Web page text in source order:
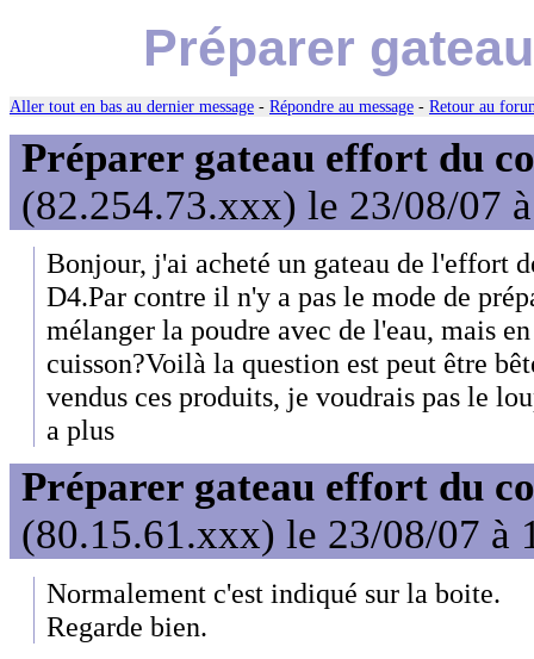
Préparer
Aller tout en bas au dernier message - Répondre au message - Retour au
Préparer gateau effort du
(82.254.73.xxx) le 23/08/07
Bonjour, j'ai acheté un gateau de l'effort
D4.Par contre il n'y a pas le mode de
mélanger la poudre avec de l'eau, mais
cuisson?Voilà la question est peut être
vendus ces produits, je voudrais pas le
a plus
Préparer gateau effort du
(80.15.61.xxx) le 23/08/07 à
Normalement c'est indiqué sur la boite.
Regarde bien.